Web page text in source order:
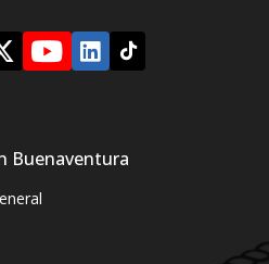
Buenaventura